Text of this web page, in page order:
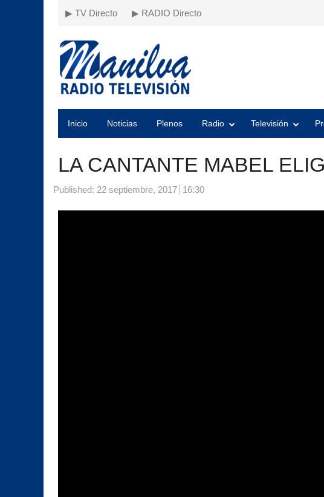
▶ TV Directo ▶ RADIO Directo
Inicio Noticias Plenos Radio Televisión
LA CANTANTE MABEL
Published: 22 septiembre, 2017 16:30